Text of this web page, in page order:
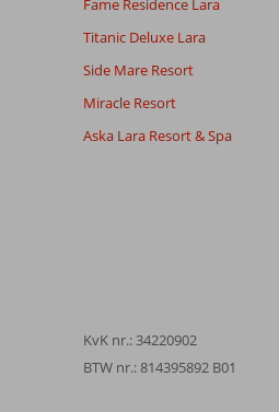
Fame Residence Lara
Titanic Deluxe Lara
Side Mare Resort
Miracle Resort
Aska Lara Resort & Spa
KvK nr.: 34220902
BTW nr.: 814395892 B01